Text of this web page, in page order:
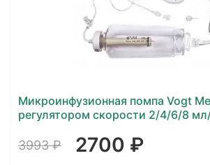
Микроинфузионная помпа Vogt
регулятором скорости 2/4/6/8
3993 ₽ 2700 ₽